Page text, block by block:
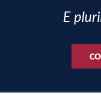
E